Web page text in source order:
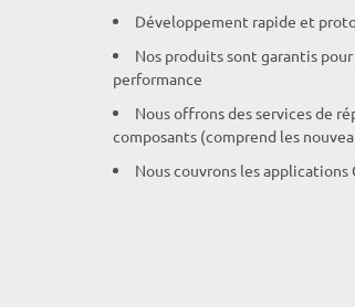
Développement rapide et
Nos produits sont garantis
performance
Nous offrons des services de
composants (comprend les
Nous couvrons les